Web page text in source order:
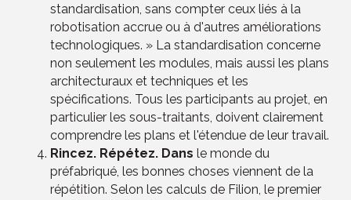
standardisation, sans compter ceux liés à la
robotisation accrue ou à d'autres améliorations
technologiques. » La standardisation concerne
non seulement les modules, mais aussi les plans
architecturaux et techniques et les
spécifications. Tous les participants au projet, en
particulier les sous-traitants, doivent clairement
comprendre les plans et l'étendue de leur travail.
Rincez. Répétez. Dans le monde du
préfabriqué, les bonnes choses viennent de la
répétition. Selon les calculs de Filion, le premier